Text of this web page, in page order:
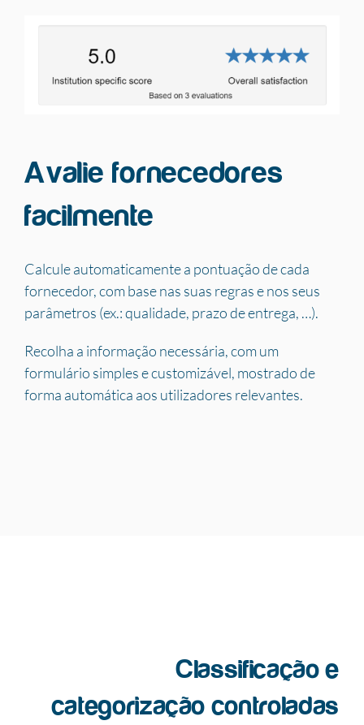
Avalie fornecedores
facilmente
Calcule automaticamente a pontuação de cada
fornecedor, com base nas suas regras e nos seus
parâmetros (ex.: qualidade, prazo de entrega, …).
Recolha a informação necessária, com um
formulário simples e customizável, mostrado de
forma automática aos utilizadores relevantes.
Classificação e
categorização controladas